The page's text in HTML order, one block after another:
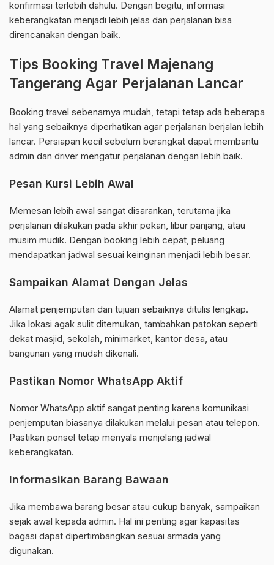
konfirmasi terlebih dahulu. Dengan begitu, informasi
keberangkatan menjadi lebih jelas dan perjalanan bisa
direncanakan dengan baik.
Tips Booking Travel Majenang
Tangerang Agar Perjalanan Lancar
Booking travel sebenarnya mudah, tetapi tetap ada beberapa
hal yang sebaiknya diperhatikan agar perjalanan berjalan lebih
lancar. Persiapan kecil sebelum berangkat dapat membantu
admin dan driver mengatur perjalanan dengan lebih baik.
Pesan Kursi Lebih Awal
Memesan lebih awal sangat disarankan, terutama jika
perjalanan dilakukan pada akhir pekan, libur panjang, atau
musim mudik. Dengan booking lebih cepat, peluang
mendapatkan jadwal sesuai keinginan menjadi lebih besar.
Sampaikan Alamat Dengan Jelas
Alamat penjemputan dan tujuan sebaiknya ditulis lengkap.
Jika lokasi agak sulit ditemukan, tambahkan patokan seperti
dekat masjid, sekolah, minimarket, kantor desa, atau
bangunan yang mudah dikenali.
Pastikan Nomor WhatsApp Aktif
Nomor WhatsApp aktif sangat penting karena komunikasi
penjemputan biasanya dilakukan melalui pesan atau telepon.
Pastikan ponsel tetap menyala menjelang jadwal
keberangkatan.
Informasikan Barang Bawaan
Jika membawa barang besar atau cukup banyak, sampaikan
sejak awal kepada admin. Hal ini penting agar kapasitas
bagasi dapat dipertimbangkan sesuai armada yang
digunakan.